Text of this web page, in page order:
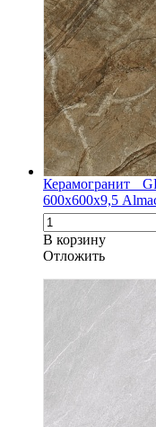
Керамогранит
600х600х9,5
В корзину
Oтложить